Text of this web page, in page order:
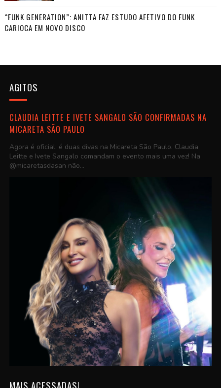
“FUNK GENERATION”: ANITTA FAZ ESTUDO AFETIVO DO FUNK
CARIOCA EM NOVO DISCO
AGITOS
CLAUDIA LEITTE E IVETE SANGALO SÃO CONFIRMADAS NA
MICARETA SÃO PAULO
Agora é oficial: é duas divas na Micareta São Paulo. Claudia
Leitte e Ivete Sangalo comandam o evento mais uma vez! Na
@micaretasdasan não...
MAIS ACESSADAS!